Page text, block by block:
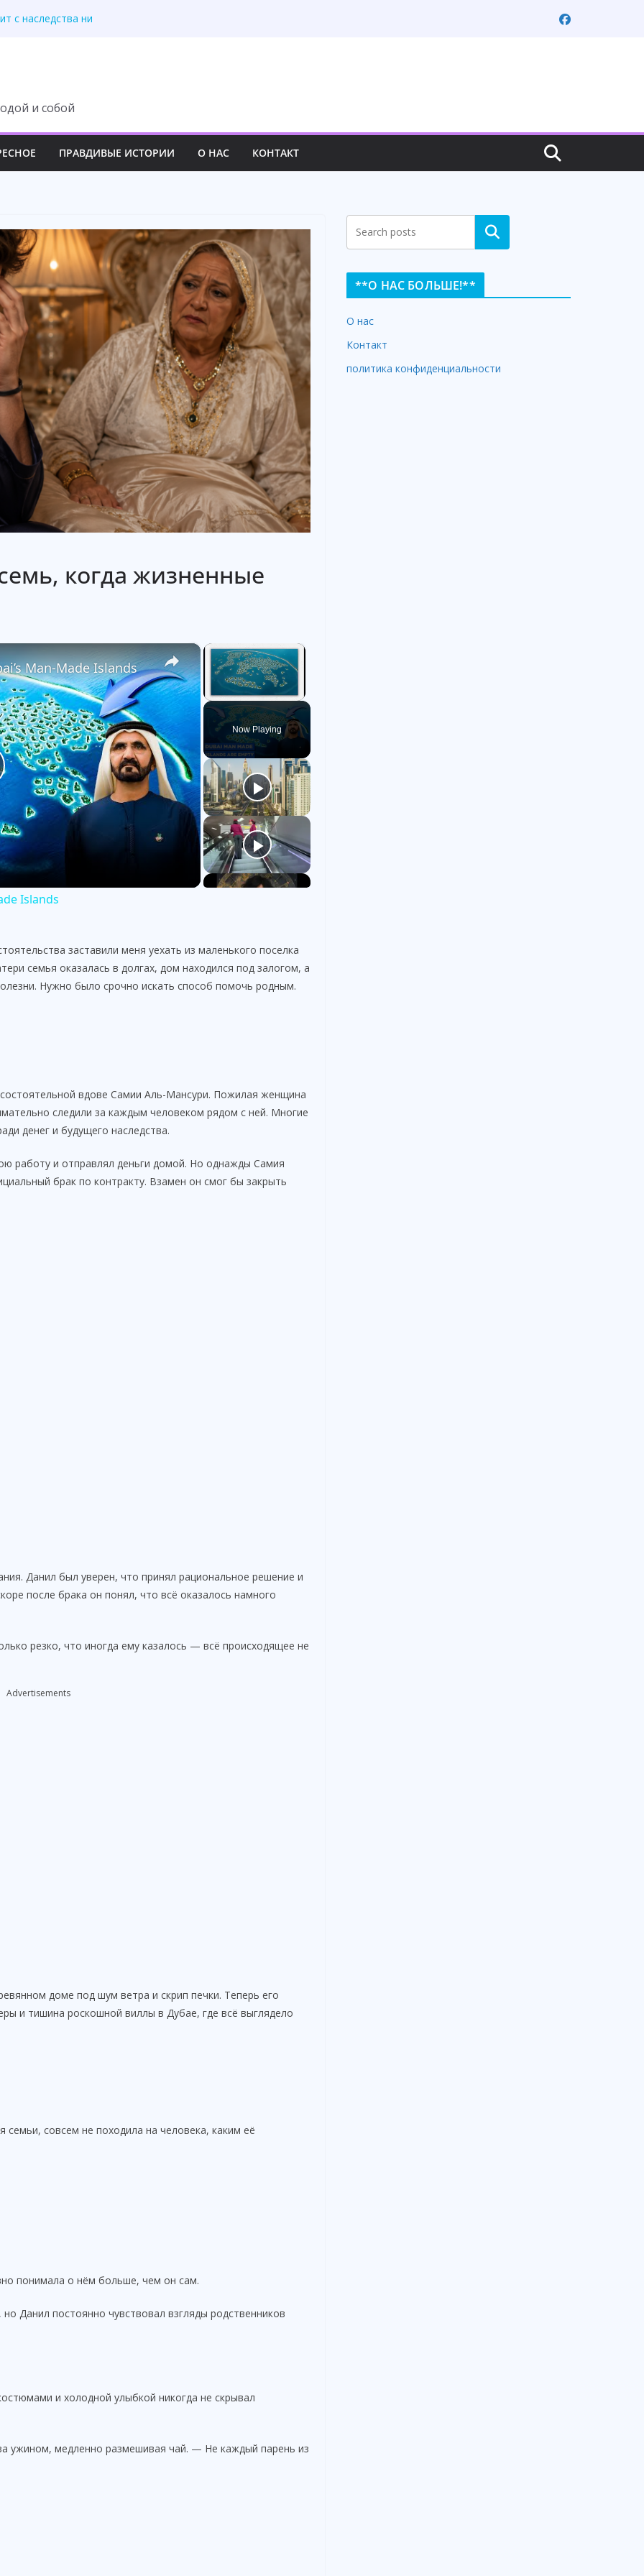
свою жизнь
с наследства ни
правду
и собой
ПРАВДИВЫЕ ИСТОРИИ О НАС КОНТАКТ
когда жизненные
×
Unmute
Now Playing
×
Man-Made Islands
Islands
заставили меня уехать из маленького поселка
семья оказалась в долгах, дом находился под залогом, а
Нужно было срочно искать способ помочь родным.
вдове Самии Аль-Мансури. Пожилая женщина
следили за каждым человеком рядом с ней. Многие
денег и будущего наследства.
работу и отправлял деньги домой. Но однажды Самия
брак по контракту. Взамен он смог бы закрыть
Данил был уверен, что принял рациональное решение и
после брака он понял, что всё оказалось намного
резко, что иногда ему казалось — всё происходящее не
Advertisements
доме под шум ветра и скрип печки. Теперь его
и тишина роскошной виллы в Дубае, где всё выглядело
совсем не походила на человека, каким её
понимала о нём больше, чем он сам.
Данил постоянно чувствовал взгляды родственников
и холодной улыбкой никогда не скрывал
ужином, медленно размешивая чай. — Не каждый парень из
Search
**О НАС БОЛЬШЕ!**
О нас
Контакт
политика конфиденциальности